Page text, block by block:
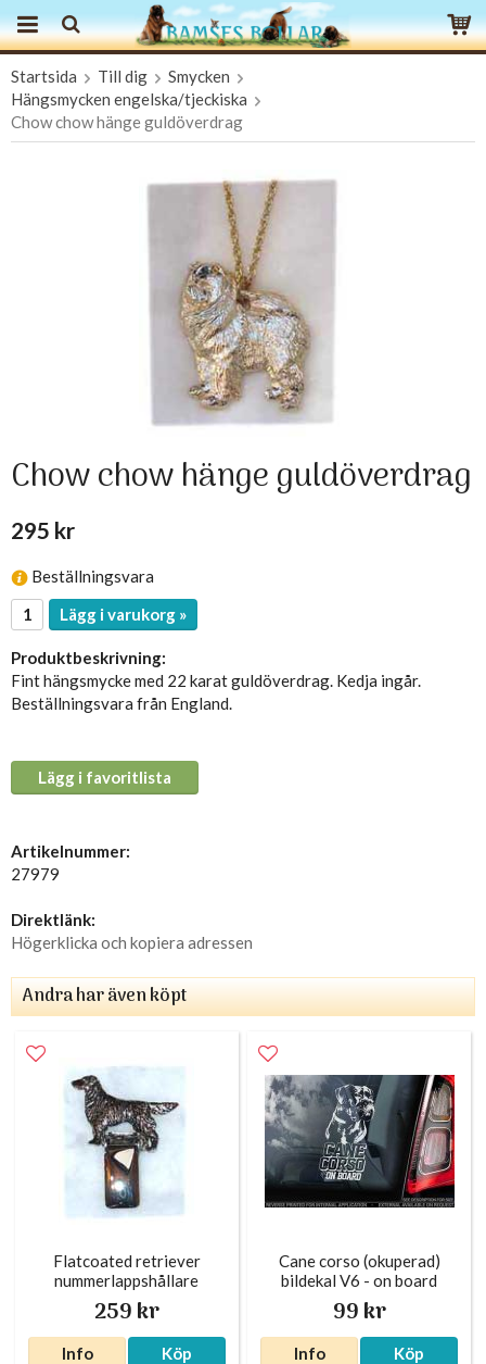
Produkten har blivit tillagd i varukorgen
Startsida Till dig
Smycken
Hängsmycken engelska/tjeckiska
Chow chow hänge guldöverdrag
Chow chow hänge guldöverdrag
295 kr
Beställningsvara
Lägg i varukorg »
Produktbeskrivning:
Fint hängsmycke med 22 karat guldöverdrag. Kedja ingår.
Beställningsvara från England.
Lägg i favoritlista
Artikelnummer:
27979
Direktlänk:
Högerklicka och kopiera adressen
Andra har även köpt
Flatcoated retriever
nummerlappshållare
silverfärgad
259 kr
Info Köp
Cane corso (okuperad)
bildekal V6 - on board
99 kr
Info Köp